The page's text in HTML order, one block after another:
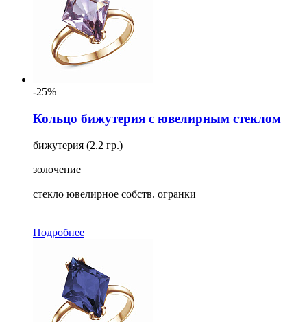
-25%
Кольцо бижутерия с ювелирным стеклом
бижутерия (2.2 гр.)
золочение
стекло ювелирное собств. огранки
Подробнее